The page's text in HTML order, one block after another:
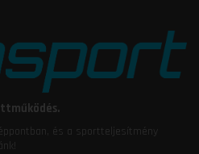
és a sportteljesítmény